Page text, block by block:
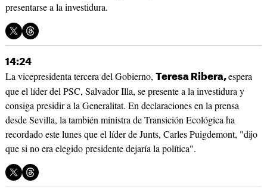
presentarse a la investidura.
14:24
La vicepresidenta tercera del Gobierno, Teresa Ribera,espera
que el líder del PSC, Salvador Illa, se presente a la investidura y
consiga presidir a la Generalitat. En declaraciones en la prensa
desde Sevilla, la también ministra de Transición Ecológica ha
recordado este lunes que el líder de Junts, Carles Puigdemont, "dijo
que si no era elegido presidente dejaría la política".